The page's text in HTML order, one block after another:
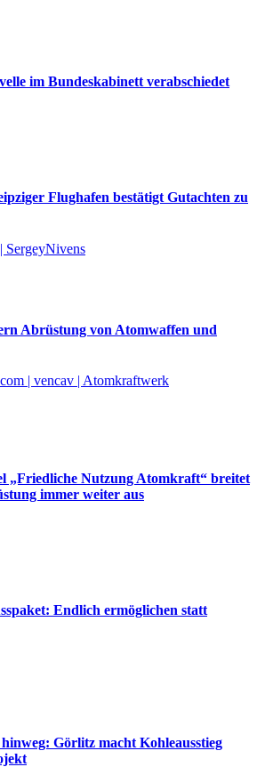
im Bundeskabinett verabschiedet
Flughafen bestätigt Gutachten zu
Abrüstung von Atomwaffen und
„Friedliche Nutzung Atomkraft“ breitet
immer weiter aus
Endlich ermöglichen statt
Görlitz macht Kohleausstieg